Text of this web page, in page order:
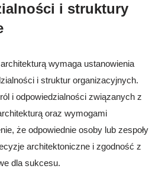
i struktury
wymaga ustanowienia
i struktur organizacyjnych.
i odpowiedzialności związanych z
oraz wymogami
że odpowiednie osoby lub zespoły
architektoniczne i zgodność z
dla sukcesu.